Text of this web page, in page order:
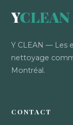
YCLEAN
Y CLEAN — Les
nettoyage
Montréal.
CONTACT